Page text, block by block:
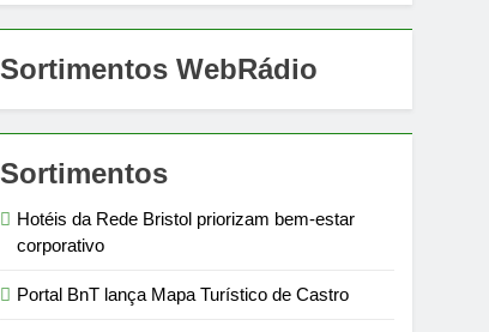
Sortimentos WebRádio
Sortimentos
Hotéis da Rede Bristol priorizam bem-estar
corporativo
Portal BnT lança Mapa Turístico de Castro